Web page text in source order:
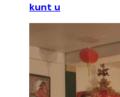
kunt u